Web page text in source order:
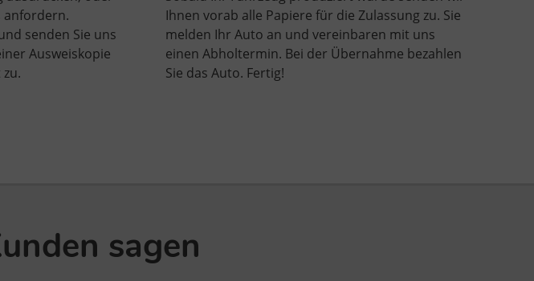
anfordern.
senden Sie uns
Ausweiskopie
Ihnen vorab alle Papiere für die Zulassung zu. Sie
melden Ihr Auto an und vereinbaren mit uns
einen Abholtermin. Bei der Übernahme bezahlen
Sie das Auto. Fertig!
sagen